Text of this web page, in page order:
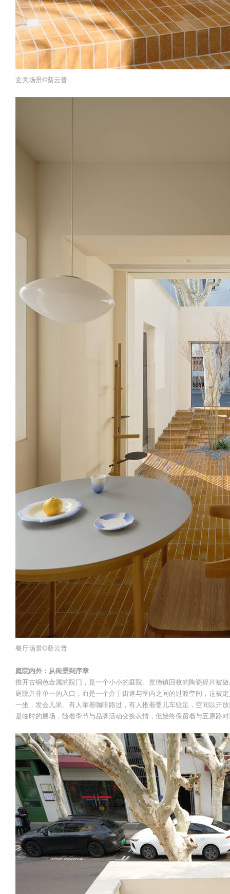
玄关场景©️蔡云普
餐厅场景©️蔡云普
庭院内外：从街景到序章
推开古铜色金属的院门，是一个小小的庭院。景德镇回收的陶瓷碎片被
庭院并非单一的入口，而是一个介于街道与室内之间的过渡空间，这被
一坐，发会儿呆。有人举着咖啡路过，有人推着婴儿车驻足，空间以开
是临时的展场，随着季节与品牌活动变换表情，但始终保留着与五原路